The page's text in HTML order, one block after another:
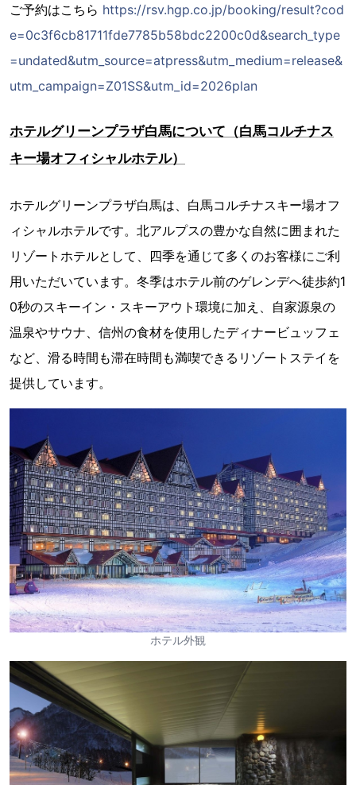
ご予約はこちら https://rsv.hgp.co.jp/booking/result?cod
e=0c3f6cb81711fde7785b58bdc2200c0d&search_type
=undated&utm_source=atpress&utm_medium=release&
utm_campaign=Z01SS&utm_id=2026plan
ホテルグリーンプラザ白馬について（白馬コルチナス
キー場オフィシャルホテル）
ホテルグリーンプラザ白馬は、白馬コルチナスキー場オフ
ィシャルホテルです。北アルプスの豊かな自然に囲まれた
リゾートホテルとして、四季を通じて多くのお客様にご利
用いただいています。冬季はホテル前のゲレンデへ徒歩約1
0秒のスキーイン・スキーアウト環境に加え、自家源泉の
温泉やサウナ、信州の食材を使用したディナービュッフェ
など、滑る時間も滞在時間も満喫できるリゾートステイを
提供しています。
ホテル外観